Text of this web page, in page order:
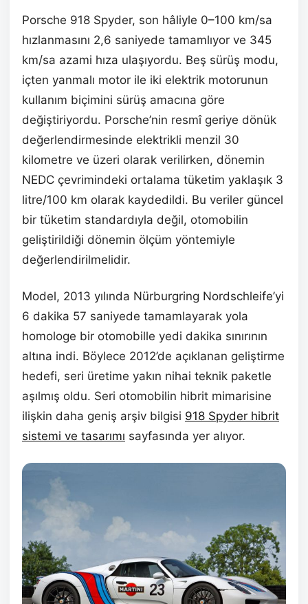
Porsche 918 Spyder, son hâliyle 0–100 km/sa
hızlanmasını 2,6 saniyede tamamlıyor ve 345
km/sa azami hıza ulaşıyordu. Beş sürüş modu,
içten yanmalı motor ile iki elektrik motorunun
kullanım biçimini sürüş amacına göre
değiştiriyordu. Porsche’nin resmî geriye dönük
değerlendirmesinde elektrikli menzil 30
kilometre ve üzeri olarak verilirken, dönemin
NEDC çevrimindeki ortalama tüketim yaklaşık 3
litre/100 km olarak kaydedildi. Bu veriler güncel
bir tüketim standardıyla değil, otomobilin
geliştirildiği dönemin ölçüm yöntemiyle
değerlendirilmelidir.
Model, 2013 yılında Nürburgring Nordschleife’yi
6 dakika 57 saniyede tamamlayarak yola
homologe bir otomobille yedi dakika sınırının
altına indi. Böylece 2012’de açıklanan geliştirme
hedefi, seri üretime yakın nihai teknik paketle
aşılmış oldu. Seri otomobilin hibrit mimarisine
ilişkin daha geniş arşiv bilgisi 918 Spyder hibrit
sistemi ve tasarımı sayfasında yer alıyor.